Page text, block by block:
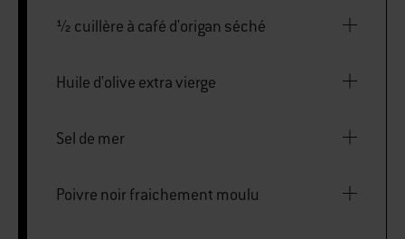
½ cuillère à café d'origan séché
Huile d'olive extra vierge
Sel de mer
Poivre noir fraichement moulu